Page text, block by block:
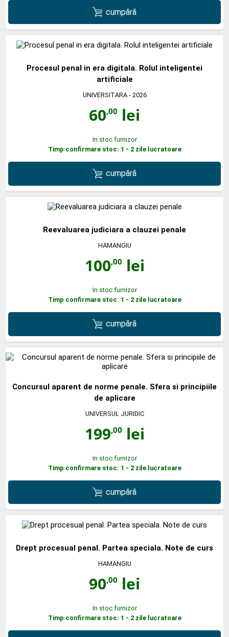
cumpără
Procesul penal in era digitala. Rolul inteligentei
artificiale
UNIVERSITARA- 2026
60,00 lei
In stoc furnizor
Timp confirmare stoc: 1 - 2 zile lucratoare
cumpără
Reevaluarea judiciara a clauzei penale
HAMANGIU
100,00 lei
In stoc furnizor
Timp confirmare stoc: 1 - 2 zile lucratoare
cumpără
Concursul aparent de norme penale. Sfera si principiile
de aplicare
UNIVERSUL JURIDIC
199,00 lei
In stoc furnizor
Timp confirmare stoc: 1 - 2 zile lucratoare
cumpără
Drept procesual penal. Partea speciala. Note de curs
HAMANGIU
90,00 lei
In stoc furnizor
Timp confirmare stoc: 1 - 2 zile lucratoare